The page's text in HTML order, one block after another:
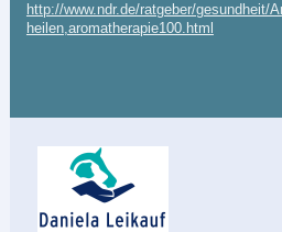
http://www.ndr.de/ratgeber/gesundheit/
heilen,aromatherapie100.html